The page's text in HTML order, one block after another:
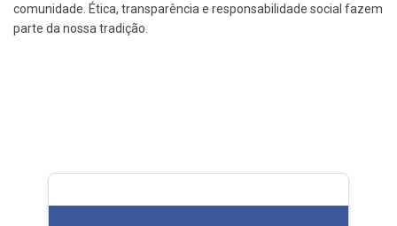
comunidade. Ética, transparência e responsabilidade social fazem
parte da nossa tradição.